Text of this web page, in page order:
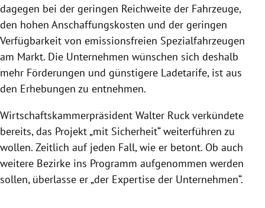
dagegen bei der geringen Reichweite der Fahrzeuge,
den hohen Anschaffungskosten und der geringen
Verfügbarkeit von emissionsfreien Spezialfahrzeugen
am Markt. Die Unternehmen wünschen sich deshalb
mehr Förderungen und günstigere Ladetarife, ist aus
den Erhebungen zu entnehmen.
Wirtschaftskammerpräsident Walter Ruck verkündete
bereits, das Projekt „mit Sicherheit“ weiterführen zu
wollen. Zeitlich auf jeden Fall, wie er betont. Ob auch
weitere Bezirke ins Programm aufgenommen werden
sollen, überlasse er „der Expertise der Unternehmen“.